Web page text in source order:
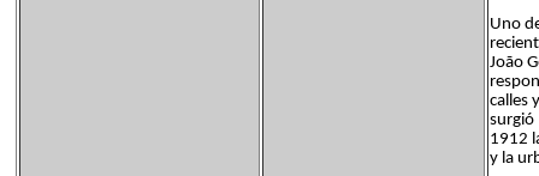
Uno
João
calles
surgió
1912
y la